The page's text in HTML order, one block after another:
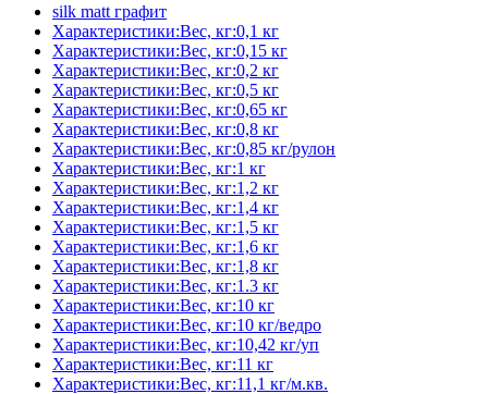
silk matt графит
Характеристики:Вес, кг:0,1 кг
Характеристики:Вес, кг:0,15 кг
Характеристики:Вес, кг:0,2 кг
Характеристики:Вес, кг:0,5 кг
Характеристики:Вес, кг:0,65 кг
Характеристики:Вес, кг:0,8 кг
Характеристики:Вес, кг:0,85 кг/рулон
Характеристики:Вес, кг:1 кг
Характеристики:Вес, кг:1,2 кг
Характеристики:Вес, кг:1,4 кг
Характеристики:Вес, кг:1,5 кг
Характеристики:Вес, кг:1,6 кг
Характеристики:Вес, кг:1,8 кг
Характеристики:Вес, кг:1.3 кг
Характеристики:Вес, кг:10 кг
Характеристики:Вес, кг:10 кг/ведро
Характеристики:Вес, кг:10,42 кг/уп
Характеристики:Вес, кг:11 кг
Характеристики:Вес, кг:11,1 кг/м.кв.